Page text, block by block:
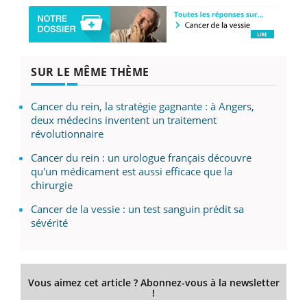
SUR LE MÊME THÈME
Cancer du rein, la stratégie gagnante : à Angers,
deux médecins inventent un traitement
révolutionnaire
Cancer du rein : un urologue français découvre
qu'un médicament est aussi efficace que la
chirurgie
Cancer de la vessie : un test sanguin prédit sa
sévérité
Vous aimez cet article ? Abonnez-vous à la newsletter
!